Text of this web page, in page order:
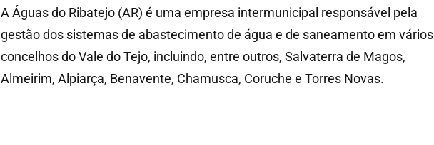
A Águas do Ribatejo (AR) é uma empresa intermunicipal responsável pela
gestão dos sistemas de abastecimento de água e de saneamento em vários
concelhos do Vale do Tejo, incluindo, entre outros, Salvaterra de Magos,
Almeirim, Alpiarça, Benavente, Chamusca, Coruche e Torres Novas.